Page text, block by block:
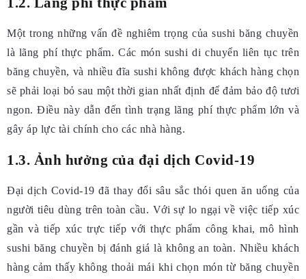
Một trong những vấn đề nghiêm trọng của sushi băng chuyền
là lãng phí thực phẩm. Các món sushi di chuyển liên tục trên
băng chuyền, và nhiều đĩa sushi không được khách hàng chọn
sẽ phải loại bỏ sau một thời gian nhất định để đảm bảo độ tươi
ngon. Điều này dẫn đến tình trạng lãng phí thực phẩm lớn và
gây áp lực tài chính cho các nhà hàng.
1.3. Ảnh hưởng của đại dịch Covid-19
Đại dịch Covid-19 đã thay đổi sâu sắc thói quen ăn uống của
người tiêu dùng trên toàn cầu. Với sự lo ngại về việc tiếp xúc
gần và tiếp xúc trực tiếp với thực phẩm công khai, mô hình
sushi băng chuyền bị đánh giá là không an toàn. Nhiều khách
hàng cảm thấy không thoải mái khi chọn món từ băng chuyền